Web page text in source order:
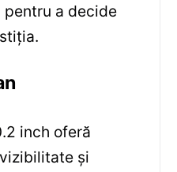
a decide
inch oferă
și